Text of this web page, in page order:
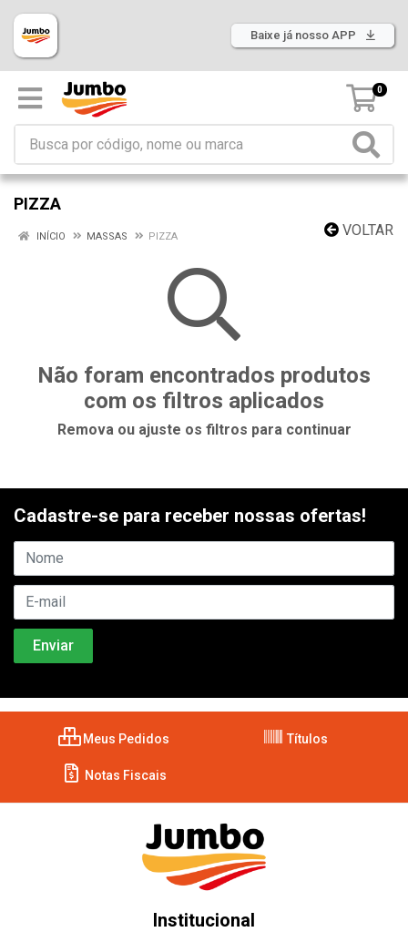
Baixe já nosso APP
0
PIZZA
VOLTAR
INÍCIO MASSAS PIZZA
Não foram encontrados produtos
com os filtros aplicados
Remova ou ajuste os filtros para continuar
Cadastre-se para receber nossas ofertas!
Meus Pedidos Títulos
Notas Fiscais
Institucional